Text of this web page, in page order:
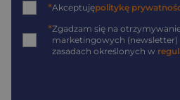
*Akceptujępolitykę
*Zgadzam się na
marketingowych (newsletter)
zasadach określonych w